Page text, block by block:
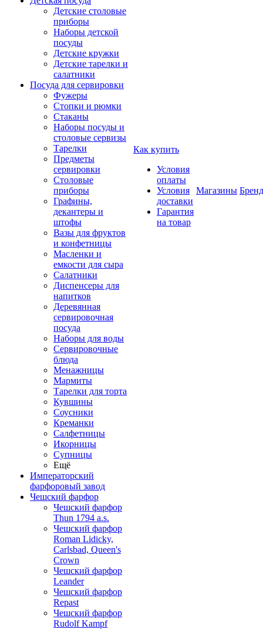
Детские столовые
приборы
Наборы детской
посуды
Детские кружки
Детские тарелки и
салатники
Посуда для сервировки
Фужеры
Стопки и рюмки
Стаканы
Наборы посуды и
столовые сервизы
Тарелки
Предметы
сервировки
Столовые
приборы
Графины,
декантеры и
штофы
Вазы для фруктов
и конфетницы
Масленки и
емкости для сыра
Салатники
Диспенсеры для
напитков
Деревянная
сервировочная
посуда
Наборы для воды
Сервировочные
блюда
Менажницы
Мармиты
Тарелки для торта
Кувшины
Соусники
Креманки
Салфетницы
Икорницы
Супницы
Ещё
Императорский
фарфоровый завод
Чешский фарфор
Чешский фарфор
Thun 1794 a.s.
Чешский фарфор
Roman Lidicky,
Carlsbad, Queen's
Crown
Чешский фарфор
Leander
Чешский фарфор
Repast
Чешский фарфор
Rudolf Kampf
Как купить
Условия
оплаты
Условия
доставки
Гарантия
на товар
Магазины